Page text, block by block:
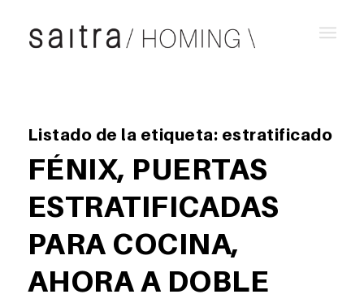
Listado de la etiqueta: estratificado
FÉNIX, PUERTAS
ESTRATIFICADAS
PARA COCINA,
AHORA A DOBLE